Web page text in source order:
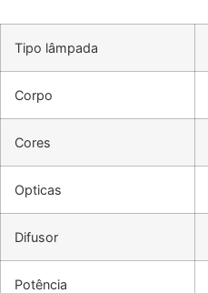
Tipo lâmpada
Corpo
Cores
Opticas
Difusor
Potência